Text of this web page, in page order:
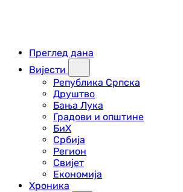
Преглед дана
Вијести
Република Српска
Друштво
Бања Лука
Градови и општине
БиХ
Србија
Регион
Свијет
Економија
Хроника